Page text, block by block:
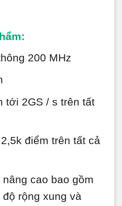
200 MHz
tới 2GS / s trên tất
điểm trên tất cả
cao bao gồm
rộng xung và